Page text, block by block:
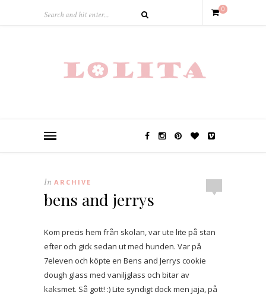
0
In ARCHIVE
bens and jerrys
Kom precis hem från skolan, var ute lite på stan
efter och gick sedan ut med hunden. Var på
7eleven och köpte en Bens and Jerrys cookie
dough glass med vaniljglass och bitar av
kaksmet. Så gott! :) Lite syndigt dock men jaja, på